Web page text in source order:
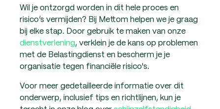
Wil je ontzorgd worden in dit hele proces en
risico’s vermijden? Bij Mettom helpen we je graag
bij elke stap. Door gebruik te maken van onze
dienstverlening, verklein je de kans op problemen
met de Belastingdienst en bescherm je je
organisatie tegen financiële risico's.
Voor meer gedetailleerde informatie over dit
onderwerp, inclusief tips en richtlijnen, kun je